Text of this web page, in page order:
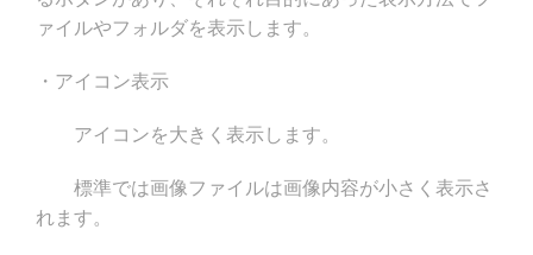
ァイルやフォルダを表示します。
・アイコン表示
アイコンを大きく表示します。
標準では画像ファイルは画像内容が小さく表示さ
れます。